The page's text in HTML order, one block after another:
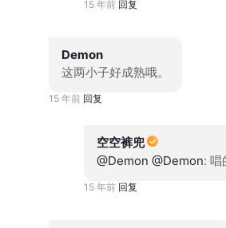
15 年前 回复
Demon
这两小子好成熟哦。
15 年前 回复
空空裤兜
@Demon @Demon: 唱
15 年前 回复